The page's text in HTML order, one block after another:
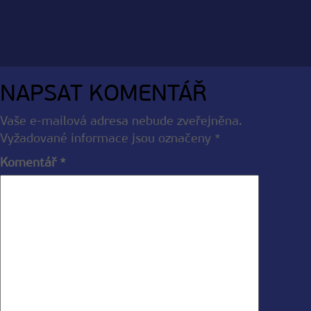
NAPSAT KOMENTÁŘ
Vaše e-mailová adresa nebude zveřejněna.
Vyžadované informace jsou označeny *
Komentář *